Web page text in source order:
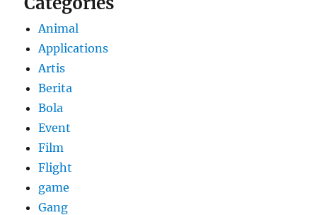
Animal
Applications
Artis
Berita
Bola
Event
Film
Flight
game
Gang